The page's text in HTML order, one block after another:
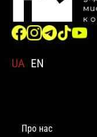
UA EN
Про нас